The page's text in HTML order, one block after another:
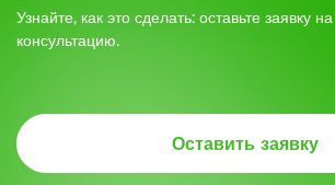
5.
Узнайте, как это сделать: оставьте заявку
консультацию.
Оставить заявку